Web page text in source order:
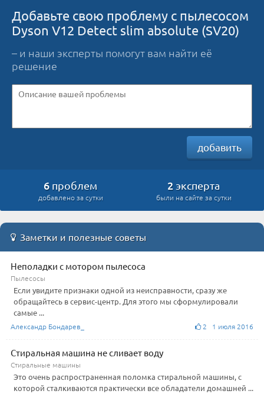
Добавьте свою проблему с пылесосом
Dyson V12 Detect slim absolute (SV20)
– и наши эксперты помогут вам найти её
решение
добавить
6 проблем
добавлено за сутки
2 эксперта
были на сайте за сутки
Заметки и полезные советы
Неполадки с мотором пылесоса
Пылесосы
Если увидите признаки одной из неисправности, сразу же
обращайтесь в сервис-центр. Для этого мы сформулировали
самые ...
Александр Бондарев_ 2 1 июля 2016
Стиральная машина не сливает воду
Стиральные машины
Это очень распространенная поломка стиральной машины, с
которой сталкиваются практически все обладатели домашней ...